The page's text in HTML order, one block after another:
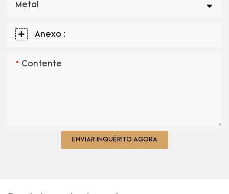
Metal
Anexo :
Contente
ENVIAR INQUÉRITO AGORA